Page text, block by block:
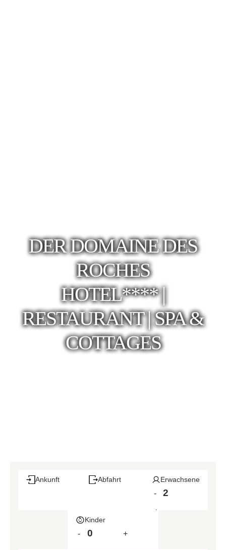
DER DOMAINE DES
ROCHES
HOTEL**** |
RESTAURANT | SPA &
COTTAGES
Ankunft Abfahrt Erwachsene
-
+
Kinder
- +